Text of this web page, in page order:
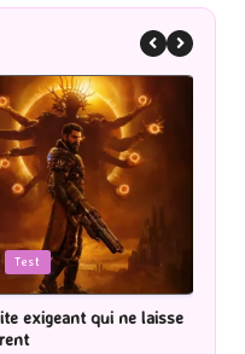
Test
exigeant qui ne laisse